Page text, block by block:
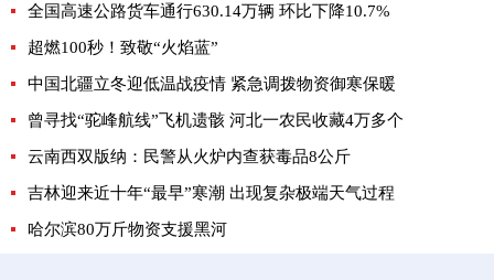
全国高速公路货车通行630.14万辆 环比下降10.7%
超燃100秒！致敬“火焰蓝”
中国北疆立冬迎低温战疫情 紧急调拨物资御寒保暖
曾寻找“驼峰航线”飞机遗骸 河北一农民收藏4万多个
云南西双版纳：民警从火炉内查获毒品8公斤
吉林迎来近十年“最早”寒潮 出现复杂极端天气过程
哈尔滨80万斤物资支援黑河